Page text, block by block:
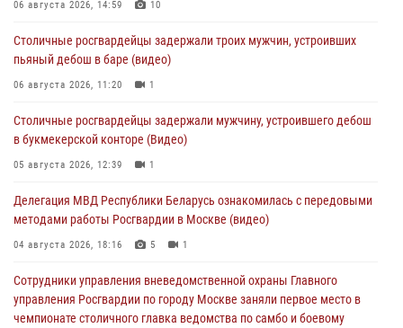
06 августа 2026, 14:59 10
Столичные росгвардейцы задержали троих мужчин, устроивших
пьяный дебош в баре (видео)
06 августа 2026, 11:20 1
Столичные росгвардейцы задержали мужчину, устроившего дебош
в букмекерской конторе (Видео)
05 августа 2026, 12:39 1
Делегация МВД Республики Беларусь ознакомилась с передовыми
методами работы Росгвардии в Москве (видео)
04 августа 2026, 18:16 5 1
Сотрудники управления вневедомственной охраны Главного
управления Росгвардии по городу Москве заняли первое место в
чемпионате столичного главка ведомства по самбо и боевому